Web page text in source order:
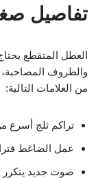
تفاصيل
العطل المتقطع
والظروف
من العلامات التالية:
تراكم ثلج أسرع
عمل الضاغط
صوت جديد يتكرر